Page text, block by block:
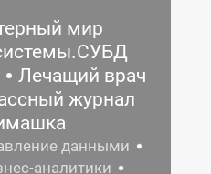
мир
Лечащий врач
журнал
данными
аналитики